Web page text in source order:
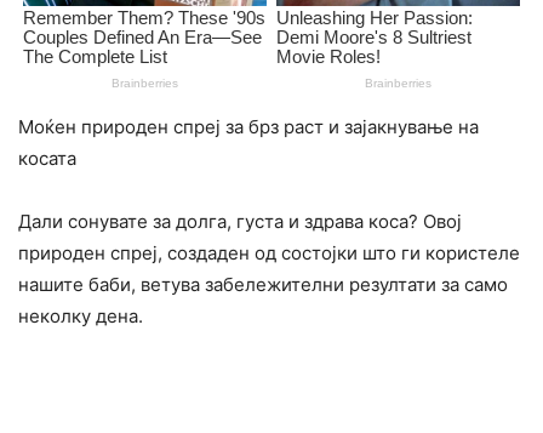
Моќен природен спреј за брз раст и зајакнување на
косата
Дали сонувате за долга, густа и здрава коса? Овој
природен спреј, создаден од состојки што ги користеле
нашите баби, ветува забележителни резултати за само
неколку дена.